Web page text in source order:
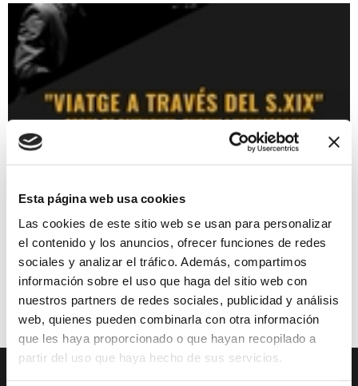
Esta página web usa cookies
Las cookies de este sitio web se usan para personalizar
el contenido y los anuncios, ofrecer funciones de redes
sociales y analizar el tráfico. Además, compartimos
información sobre el uso que haga del sitio web con
nuestros partners de redes sociales, publicidad y análisis
web, quienes pueden combinarla con otra información
que les haya proporcionado o que hayan recopilado a
partir del uso que haya hecho de sus servicios.
Viatge a través del s. XIX
22/01/2022
Música Precio 10 euros